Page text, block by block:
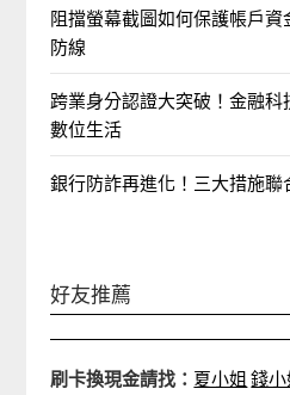
阻擋螢幕截圖如何保護帳戶
防線
跨業身分認證大突破！金融
數位生活
銀行防詐再進化！三大措施
好友推薦
刷卡換現金請找： 夏小姐 錢小